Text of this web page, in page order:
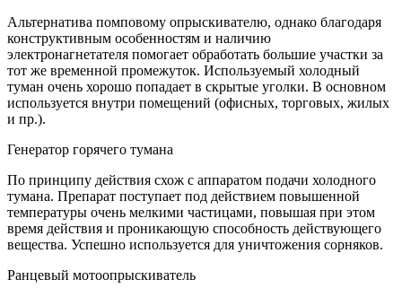
Альтернатива помповому опрыскивателю, однако благодаря
конструктивным особенностям и наличию
электронагнетателя помогает обработать большие участки за
тот же временной промежуток. Используемый холодный
туман очень хорошо попадает в скрытые уголки. В основном
используется внутри помещений (офисных, торговых, жилых
и пр.).
Генератор горячего тумана
По принципу действия схож с аппаратом подачи холодного
тумана. Препарат поступает под действием повышенной
температуры очень мелкими частицами, повышая при этом
время действия и проникающую способность действующего
вещества. Успешно используется для уничтожения сорняков.
Ранцевый мотоопрыскиватель